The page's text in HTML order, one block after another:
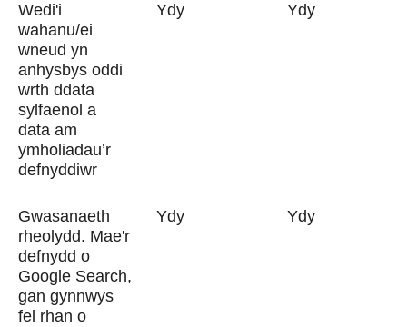
Wedi'i
wahanu/ei
wneud yn
anhysbys oddi
wrth ddata
sylfaenol a
data am
ymholiadau’r
defnyddiwr
Ydy Ydy
Gwasanaeth
rheolydd. Mae'r
defnydd o
Google Search,
gan gynnwys
fel rhan o
Ydy Ydy